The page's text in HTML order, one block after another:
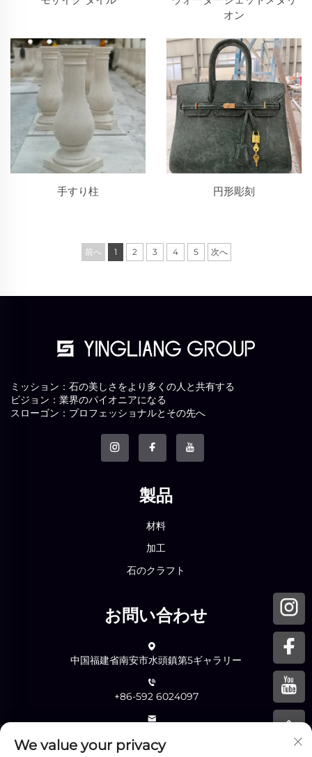
オン
手すり柱 円形彫刻
前へ 1 2 3 4 5 次へ
ミッション：石の美しさをより多くの人と共有する
ビジョン：業界のパイオニアになる
スローゴン：プロフェッショナルとその先へ
製品
材料
加工
石のクラフト
お問い合わせ
中国福建省南安市水頭鎮第5ギャラリー
+86-592 6024097
We value your privacy